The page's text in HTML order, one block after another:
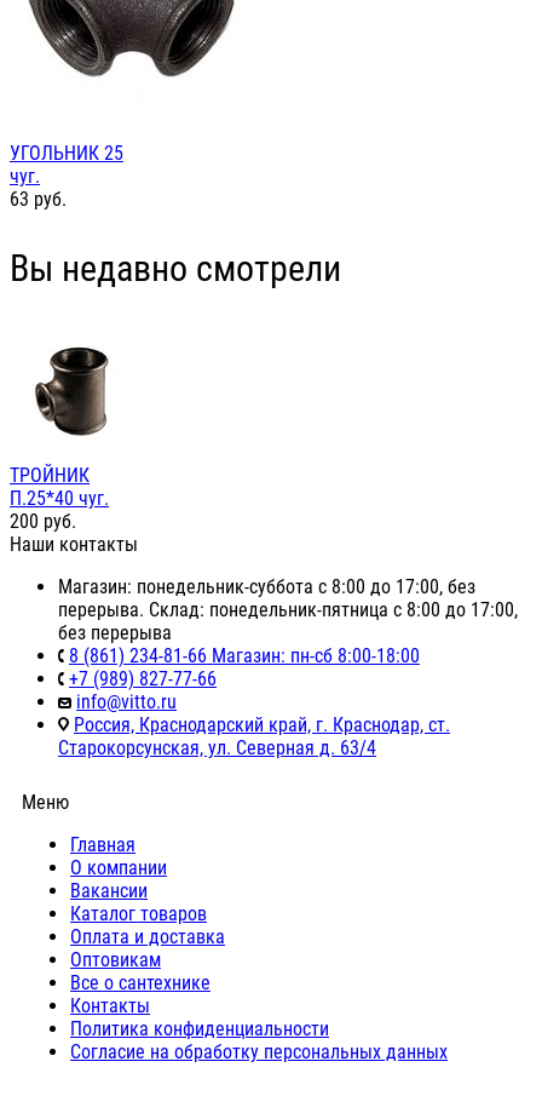
УГОЛЬНИК 25
чуг.
63 руб.
Вы недавно смотрели
ТРОЙНИК
П.25*40 чуг.
200 руб.
Наши контакты
Магазин: понедельник-суббота с 8:00 до 17:00, без
перерыва. Склад: понедельник-пятница с 8:00 до 17:00,
без перерыва
8 (861) 234-81-66 Магазин: пн-сб 8:00-18:00
+7 (989) 827-77-66
info@vitto.ru
Россия, Краснодарский край, г. Краснодар, ст.
Старокорсунская, ул. Северная д. 63/4
Меню
Главная
О компании
Вакансии
Каталог товаров
Оплата и доставка
Оптовикам
Все о сантехнике
Контакты
Политика конфиденциальности
Согласие на обработку персональных данных